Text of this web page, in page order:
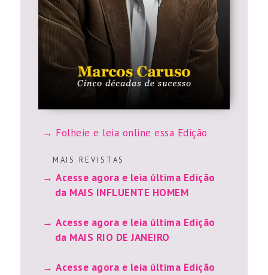
Folheie e leia online essa Edição
M A I S R E V I S T A S
Acesse agora e leia última Edição
da MAIS INFLUENTE HOMEM
Acesse agora e leia última Edição
da MAIS RIO DE JANEIRO
Acesse agora e leia última Edição